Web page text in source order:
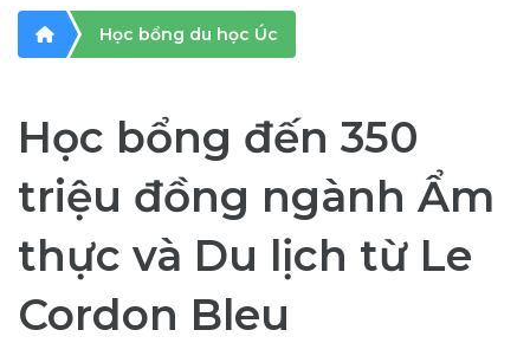
Học bổng du học Úc
Học bổng đến 350
triệu đồng ngành Ẩm
thực và Du lịch từ Le
Cordon Bleu